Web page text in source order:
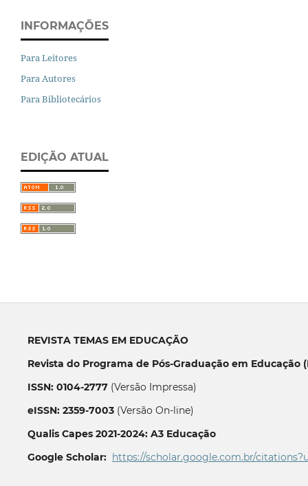
INFORMAÇÕES
Para Leitores
Para Autores
Para Bibliotecários
EDIÇÃO ATUAL
REVISTA TEMAS EM EDUCAÇÃO
Revista do Programa de Pós-Graduação em Educação
ISSN: 0104-2777(Versão Impressa)
eISSN: 2359-7003(Versão On-line)
Qualis Capes 2021-2024: A3 Educação
Google Scholar: https://scholar.google.com.br/